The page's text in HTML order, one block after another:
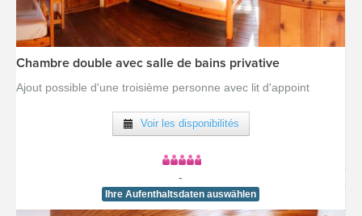
[voir la fiche détail]
Chambre double avec salle de bains privative
Ajout possible d'une troisième personne avec lit d'appoint
Voir les disponibilités
-
Ihre Aufenthaltsdaten auswählen